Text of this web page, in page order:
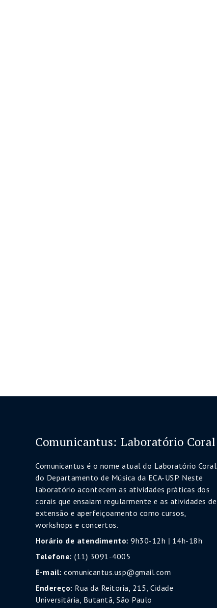
Comunicantus: Laboratório Coral
Comunicantus é o nome atual do Laboratório Coral
do Departamento de Música da ECA-USP. Neste
laboratório acontecem as atividades práticas dos
corais que ensaiam regularmente e as atividades de
extensão e aperfeiçoamento como cursos,
workshops e concertos.
Horário de atendimento: 9h30-12h | 14h-18h
Telefone: (11) 3091-4005
E-mail: comunicantus.usp@gmail.com
Endereço: Rua da Reitoria, 215, Cidade
Universitária, Butantã, São Paulo